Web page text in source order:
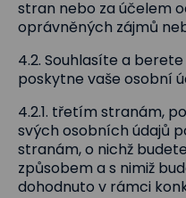
stran nebo za účelem
oprávněných zájmů
4.2. Souhlasíte a
poskytne vaše osobní
4.2.1. třetím stranám,
svých osobních údajů
stranám, o nichž
způsobem a s nimiž
dohodnuto v rámci